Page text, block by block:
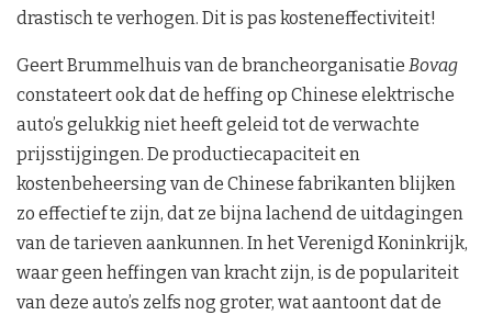
drastisch te verhogen. Dit is pas kosteneffectiviteit!
Geert Brummelhuis van de brancheorganisatie Bovag
constateert ook dat de heffing op Chinese elektrische
auto’s gelukkig niet heeft geleid tot de verwachte
prijsstijgingen. De productiecapaciteit en
kostenbeheersing van de Chinese fabrikanten blijken
zo effectief te zijn, dat ze bijna lachend de uitdagingen
van de tarieven aankunnen. In het Verenigd Koninkrijk,
waar geen heffingen van kracht zijn, is de populariteit
van deze auto’s zelfs nog groter, wat aantoont dat de